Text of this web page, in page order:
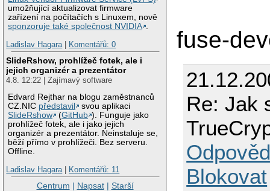
umožňující aktualizovat firmware
zařízení na počítačích s Linuxem, nově
sponzoruje také společnost NVIDIA .
Ladislav Hagara| Komentářů: 0
SlideRshow, prohlížeč fotek, ale i
jejich organizér a prezentátor
4.8. 12:22 | Zajímavý software
Edvard Rejthar na blogu zaměstnanců
CZ.NIC představil
svou aplikaci
SlideRshow
(GitHub ). Funguje jako
prohlížeč fotek, ale i jako jejich
organizér a prezentátor. Neinstaluje se,
běží přímo v prohlížeči. Bez serveru.
Offline.
Ladislav Hagara| Komentářů: 11
Centrum | Napsat| Starší
fuse-
Re: Jak
Blokovat